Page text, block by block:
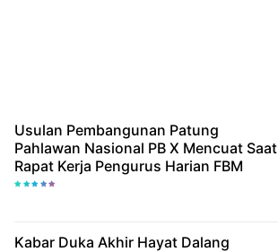
Usulan Pembangunan Patung
Pahlawan Nasional PB X Mencuat Saat
Rapat Kerja Pengurus Harian FBM
Kabar Duka Akhir Hayat Dalang